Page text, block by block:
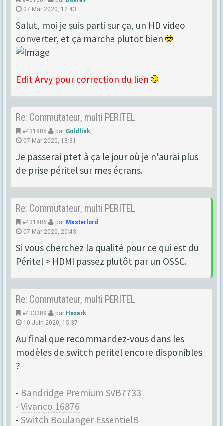
07 Mar 2020, 12:43
Salut, moi je suis parti sur ça, un HD video
converter, et ça marche plutot bien
Edit Arvy pour correction du lien
Re: Commutateur, multi PERITEL
#431885 par Goldlink
07 Mar 2020, 18:31
Je passerai ptet à ça le jour où je n'aurai plus
de prise péritel sur mes écrans.
Re: Commutateur, multi PERITEL
#431886 par Masterlord
07 Mar 2020, 20:43
Si vous cherchez la qualité pour ce qui est du
Péritel > HDMI passez plutôt par un OSSC.
Re: Commutateur, multi PERITEL
#433389 par Hexark
10 Juin 2020, 15:37
Au final que recommandez-vous dans les
modèles de switch peritel encore disponibles
?
- Bandridge Premium SVB7733
- Vivanco 16876
- Switch Boulanger EssentielB